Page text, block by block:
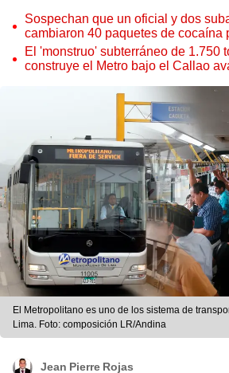
Sospechan que un oficial y dos
cambiaron 40 paquetes de cocaína
El 'monstruo' subterráneo de 1.750
construye el Metro bajo el Callao
El Metropolitano es uno de los sistema de
Lima. Foto: composición LR/Andina
Jean Pierre Rojas